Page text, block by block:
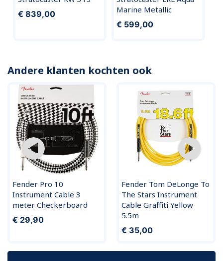
€ 839,00
Marine Metallic
€ 599,00
Andere klanten kochten ook
Fender Pro 10
Instrument Cable 3
meter Checkerboard
€ 29,90
Fender Tom DeLonge To
The Stars Instrument
Cable Graffiti Yellow
5.5m
€ 35,00